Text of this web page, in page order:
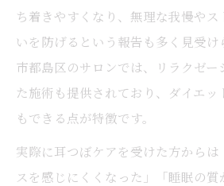
ち着きやすくなり、無理な我慢や
いを防げるという報告も多く見受
市都島区のサロンでは、リラクゼー
た施術も提供されており、ダイエッ
もできる点が特徴です。
実際に耳つぼケアを受けた方からは
スを感じにくくなった」「睡眠の